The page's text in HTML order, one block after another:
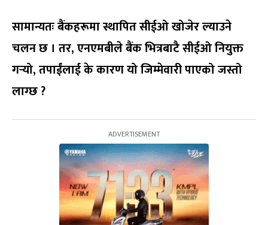
सामान्यतः बैंकहरूमा स्थापित सीईओ खोजेर ल्याउने
चलन छ । तर, एनएमबीले बैंक भित्रबाटै सीईओ नियुक्त
गर्‍यो, तपाईंलाई के कारण यो जिम्मेवारी पाएको जस्तो
लाग्छ ?